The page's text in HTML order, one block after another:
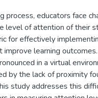
process, educators face
level of attention of their
for effectively
learning
in a virtual
by the lack of proximity
study addresses this